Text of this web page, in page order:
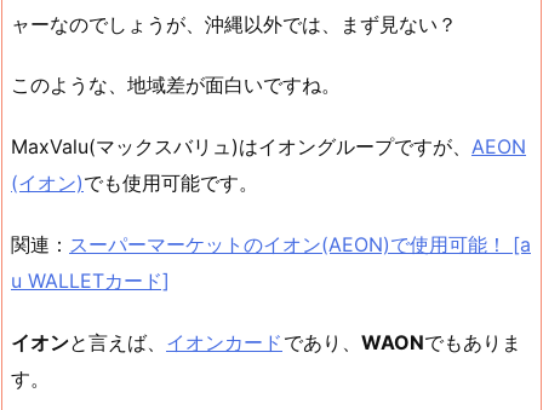
ャーなのでしょうが、沖縄以外では、まず見ない？
このような、地域差が面白いですね。
MaxValu(マックスバリュ)はイオングループですが、 AEON
(イオン)でも使用可能です。
関連： スーパーマーケットのイオン(AEON)で使用可能！ [a
u WALLETカード]
イオンと言えば、 イオンカード であり、 WAONでもありま
す。